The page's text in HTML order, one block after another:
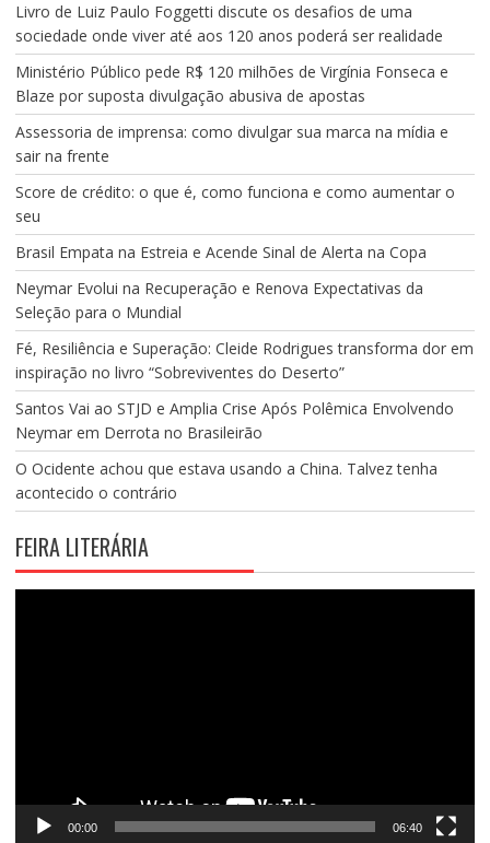
Livro de Luiz Paulo Foggetti discute os desafios de uma
sociedade onde viver até aos 120 anos poderá ser realidade
Ministério Público pede R$ 120 milhões de Virgínia Fonseca e
Blaze por suposta divulgação abusiva de apostas
Assessoria de imprensa: como divulgar sua marca na mídia e
sair na frente
Score de crédito: o que é, como funciona e como aumentar o
seu
Brasil Empata na Estreia e Acende Sinal de Alerta na Copa
Neymar Evolui na Recuperação e Renova Expectativas da
Seleção para o Mundial
Fé, Resiliência e Superação: Cleide Rodrigues transforma dor em
inspiração no livro “Sobreviventes do Deserto”
Santos Vai ao STJD e Amplia Crise Após Polêmica Envolvendo
Neymar em Derrota no Brasileirão
O Ocidente achou que estava usando a China. Talvez tenha
acontecido o contrário
FEIRA LITERÁRIA
00:00 06:40